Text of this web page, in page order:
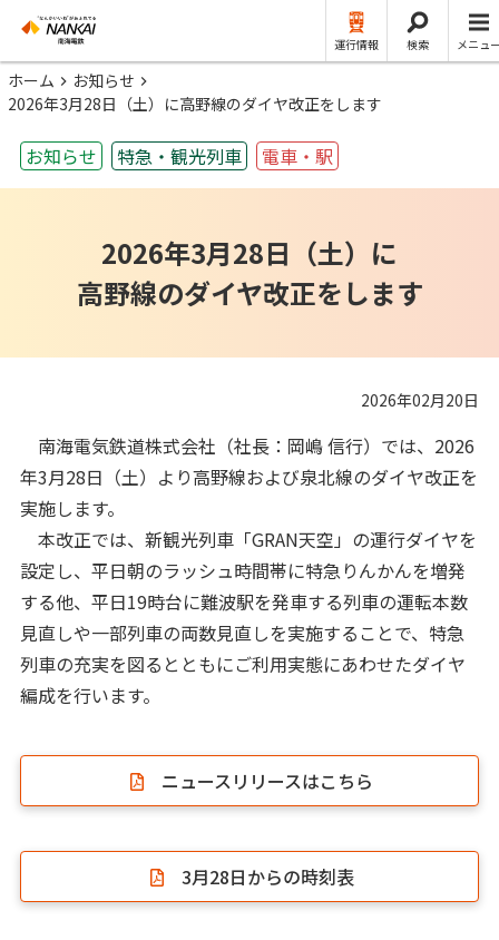
運行情報 検索 メニュ
ホーム
お知らせ
2026年3月28日（土）に高野線のダイヤ改正をします
お知らせ 特急・観光列⾞ 電車・駅
2026年3月28日（土）に
高野線のダイヤ改正をします
2026年02月20日
南海電気鉄道株式会社（社長：岡嶋 信行）では、2026
年3月28日（土）より高野線および泉北線のダイヤ改正を
実施します。
本改正では、新観光列車「GRAN天空」の運行ダイヤを
設定し、平日朝のラッシュ時間帯に特急りんかんを増発
する他、平日19時台に難波駅を発車する列車の運転本数
見直しや一部列車の両数見直しを実施することで、特急
列車の充実を図るとともにご利用実態にあわせたダイヤ
編成を行います。
ニュースリリースはこちら
3月28日からの時刻表